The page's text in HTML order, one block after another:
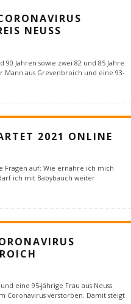
NEUSS
90 Jahren sowie zwei 82 und 85 Jahre
Mann aus Grevenbroich und eine 93-
2021 ONLINE
Fragen auf: Wie ernähre ich mich
ich mit Babybauch weiter
eine 95-jährige Frau aus Neuss
Coronavirus verstorben. Damit steigt